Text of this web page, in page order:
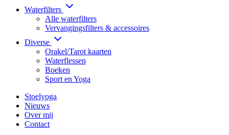
Waterfilters
Alle waterfilters
Vervangingsfilters & accessoires
Diverse
Orakel/Tarot kaarten
Waterflessen
Boeken
Sport en Yoga
Stoelyoga
Nieuws
Over mij
Contact